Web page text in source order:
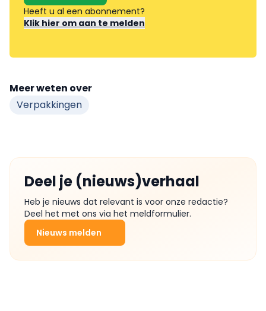
Heeft u al een abonnement?
Klik hier om aan te melden
Meer weten over
Verpakkingen
Deel je (nieuws)verhaal
Heb je nieuws dat relevant is voor onze redactie?
Deel het met ons via het meldformulier.
Nieuws melden